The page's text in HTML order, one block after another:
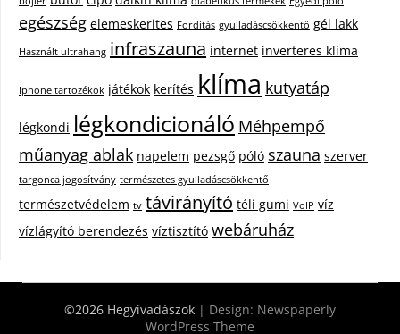
egészség elemeskerites Fordítás gyulladáscsökkentő gél lakk
Használt ultrahang infraszauna internet inverteres klíma
Iphone tartozékok játékok kerítés klíma kutyatáp
légkondi légkondicionáló Méhpempő
műanyag ablak napelem pezsgő póló szauna szerver
targonca jogosítvány természetes gyulladáscsökkentő
természetvédelem tv távirányító téli gumi VoIP víz
vízlágyító berendezés víztisztító webáruház
©2026 Hegyivadászok | Design: Newspaperly
WordPress Theme